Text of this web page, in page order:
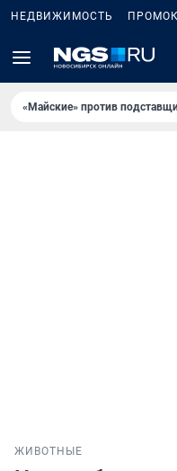
НЕДВИЖИМОСТЬ
«Майские» против
ЖИВОТНЫЕ